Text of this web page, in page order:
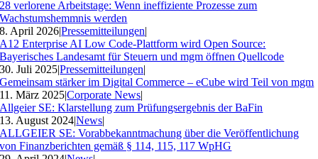
28 verlorene Arbeitstage: Wenn ineffiziente Prozesse zum
Wachstumshemmnis werden
8. April 2026|Pressemitteilungen|
A12 Enterprise AI Low Code-Plattform wird Open Source:
Bayerisches Landesamt für Steuern und mgm öffnen Quellcode
30. Juli 2025|Pressemitteilungen|
Gemeinsam stärker im Digital Commerce – eCube wird Teil von mgm
11. März 2025|Corporate News|
Allgeier SE: Klarstellung zum Prüfungsergebnis der BaFin
13. August 2024|News|
ALLGEIER SE: Vorabbekanntmachung über die Veröffentlichung
von Finanzberichten gemäß § 114, 115, 117 WpHG